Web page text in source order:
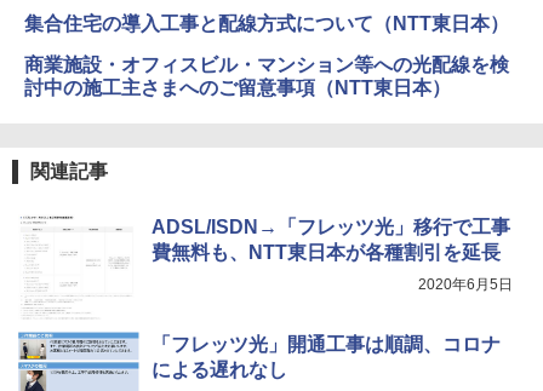
集合住宅の導入工事と配線方式について（NTT東日本）
商業施設・オフィスビル・マンション等への光配線を検
討中の施工主さまへのご留意事項（NTT東日本）
関連記事
ADSL/ISDN→「フレッツ光」移行で工事
費無料も、NTT東日本が各種割引を延長
2020年6月5日
「フレッツ光」開通工事は順調、コロナ
による遅れなし